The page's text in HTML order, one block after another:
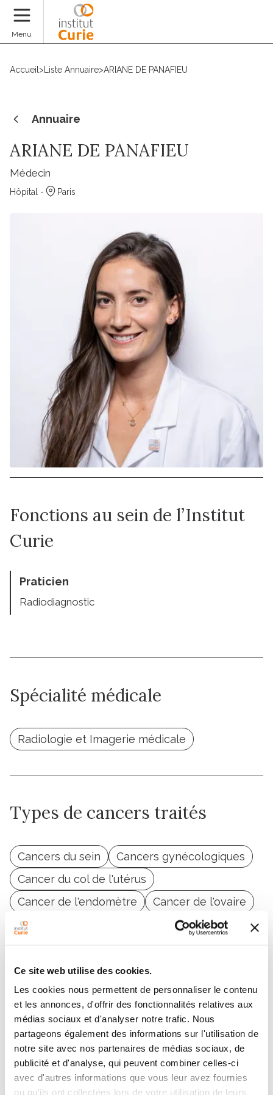
Ce site web utilise des cookies.
Les cookies nous permettent de personnaliser le contenu
et les annonces, d'offrir des fonctionnalités relatives aux
médias sociaux et d'analyser notre trafic. Nous
partageons également des informations sur l'utilisation de
notre site avec nos partenaires de médias sociaux, de
publicité et d'analyse, qui peuvent combiner celles-ci
avec d'autres informations que vous leur avez fournies
ou qu'ils ont collectées lors de votre utilisation de leurs
Menu
Accueil > Liste Annuaire>ARIANE DE PANAFIEU
Annuaire
ARIANE DE PANAFIEU
Médecin
Hôpital - Paris
Fonctions au sein de l’Institut
Curie
Praticien
Radiodiagnostic
Spécialité médicale
Radiologie et Imagerie médicale
Types de cancers traités
Cancers du sein
Cancers gynécologiques
Cancer du col de l'utérus
Cancer de l'endomètre
Cancer de l'ovaire
Cancer du poumon
Cancer de la thyroïde
Tumeurs du système nerveux central
Contacter ARIANE DE
PANAFIEU